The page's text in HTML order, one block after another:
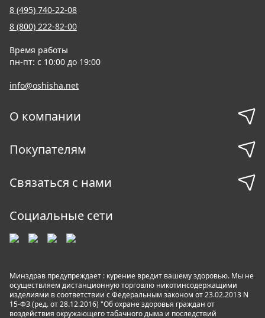
8 (495) 740-22-08
8 (800) 222-82-00
Время работы
пн-пт: с 10:00 до 19:00
info@oshisha.net
О компании
Покупателям
Связаться с нами
Социальные сети
Минздрав предупреждает : курение вредит вашему здоровью. Мы не
осуществляем дистанционную торговлю никотинсодержащими
изделиями в соответствии с Федеральным законом от 23.02.2013 N
15-ФЗ (ред. от 28.12.2016) "Об охране здоровья граждан от
воздействия окружающего табачного дыма и последствий